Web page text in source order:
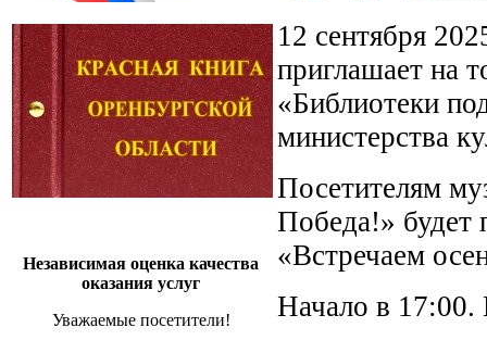
Независимая оценка качества
оказания услуг
Уважаемые посетители!
12 сентября
приглашает на
«Библиотеки
министерства
Посетителям
Победа!» будет
«Встречаем
Начало в 17:00.